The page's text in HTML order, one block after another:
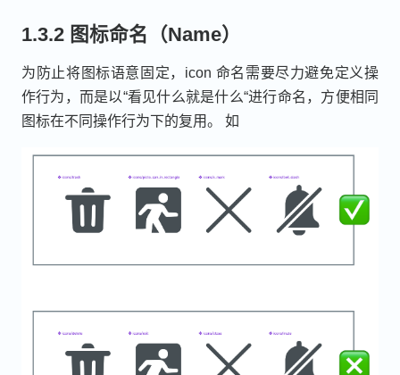
1.3.2 图标命名（Name）
为防止将图标语意固定，icon 命名需要尽力避免定义操
作行为，而是以“看见什么就是什么“进行命名，方便相同
图标在不同操作行为下的复用。 如